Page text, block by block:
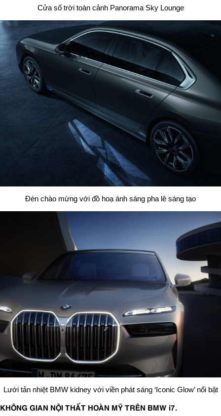
Cửa sổ trời toàn cảnh Panorama Sky Lounge
Đèn chào mừng với đồ hoạ ánh sáng pha lê sáng tạo
Lưới tản nhiệt BMW kidney với viền phát sáng ‘Iconic Glow’ nổi bật
KHÔNG GIAN NỘI THẤT HOÀN MỸ TRÊN BMW i7.